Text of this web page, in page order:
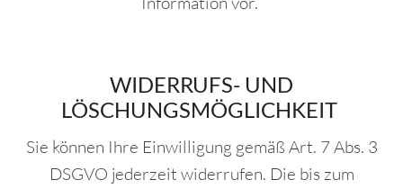
WIDERRUFS- UND
LÖSCHUNGSMÖGLICHKEIT
Sie können Ihre Einwilligung gemäß Art. 7 Abs. 3
DSGVO jederzeit widerrufen. Die bis zum